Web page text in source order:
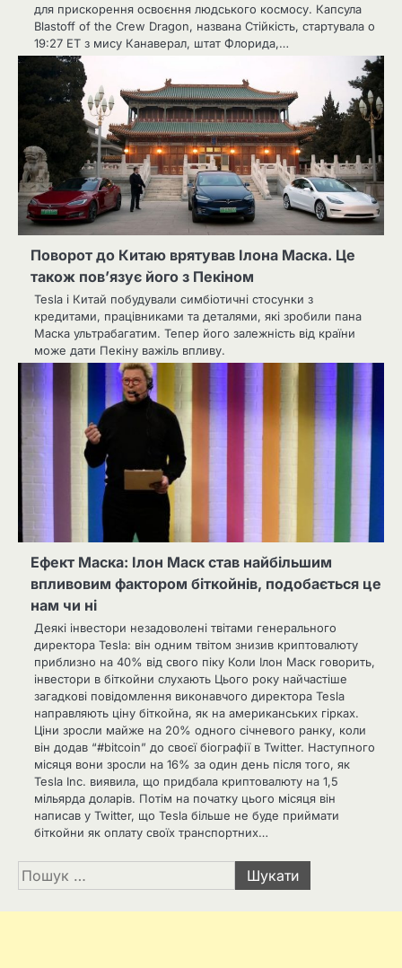
для прискорення освоєння людського космосу. Капсула
Blastoff of the Crew Dragon, названа Стійкість, стартувала о
19:27 ET з мису Канаверал, штат Флорида,…
Поворот до Китаю врятував Ілона Маска. Це
також пов’язує його з Пекіном
Tesla і Китай побудували симбіотичні стосунки з
кредитами, працівниками та деталями, які зробили пана
Маска ультрабагатим. Тепер його залежність від країни
може дати Пекіну важіль впливу.
Ефект Маска: Ілон Маск став найбільшим
впливовим фактором біткойнів, подобається це
нам чи ні
Деякі інвестори незадоволені твітами генерального
директора Tesla: він одним твітом знизив криптовалюту
приблизно на 40% від свого піку Коли Ілон Маск говорить,
інвестори в біткойни слухають Цього року найчастіше
загадкові повідомлення виконавчого директора Tesla
направляють ціну біткойна, як на американських гірках.
Ціни зросли майже на 20% одного січневого ранку, коли
він додав “#bitcoin” до своєї біографії в Twitter. Наступного
місяця вони зросли на 16% за один день після того, як
Tesla Inc. виявила, що придбала криптовалюту на 1,5
мільярда доларів. Потім на початку цього місяця він
написав у Twitter, що Tesla більше не буде приймати
біткойни як оплату своїх транспортних…
Пошук: